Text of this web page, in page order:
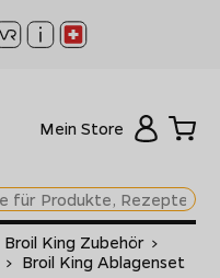
Mein Store
Broil King Zubehör >
> Broil King Ablagenset